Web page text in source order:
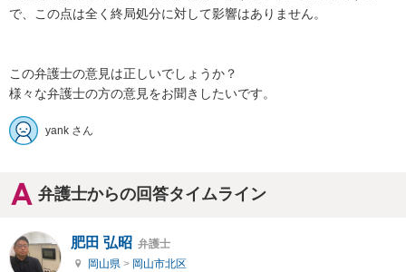
で、この点は全く終局処分に対して影響はありません。
この弁護士の意見は正しいでしょうか？
様々な弁護士の方の意見をお聞きしたいです。
yank さん
弁護士からの回答タイムライン
肥田 弘昭 弁護士
岡山県 > 岡山市北区